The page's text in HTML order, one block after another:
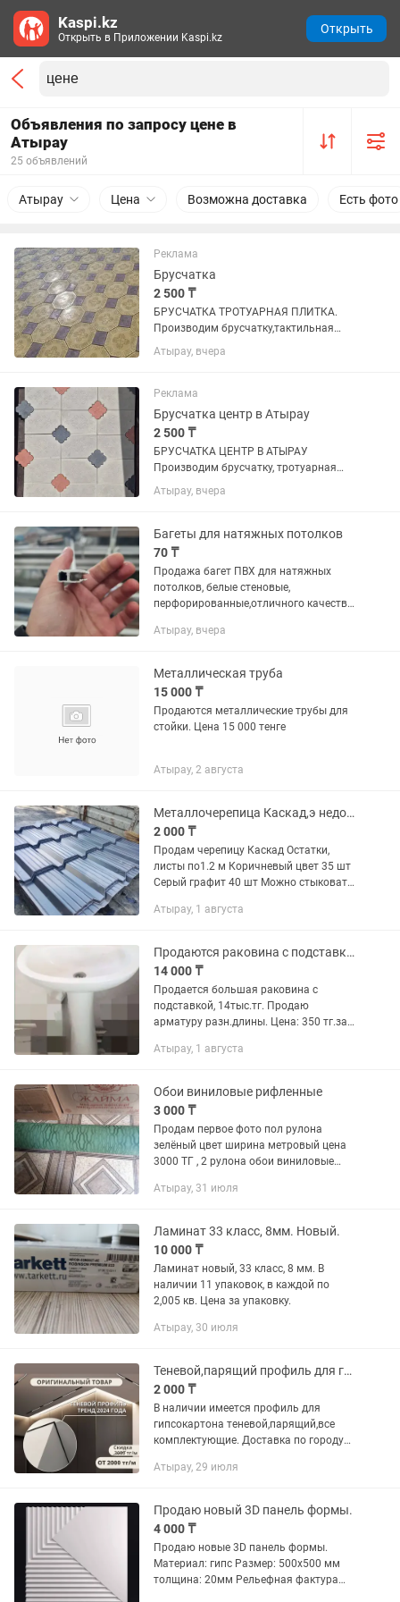
Объявления по запросу цене в
Атырау
25 объявлений
Атырау Цена Возможна доставка Есть фото
Реклама
Брусчатка
2 500 ₸
БРУСЧАТКА ТРОТУАРНАЯ ПЛИТКА.
Производим бpусчатку,тактильная
плитка,тротуарная плитка,(толщина
3,4, 4.5 см)бордюры(50 см, 1
бордюры(30х15х1000)
водостоки,шляпки для забора и...
Атырау, вчера
Реклама
Брусчатка центр в Атырау
2 500 ₸
БРУСЧАТКА ЦЕНТР В АТЫРАУ
Производим бpусчатку, тротуарная
плитка,тактильная плитка,бордюры(50
см, 1 метр), Дорожный
шляпки для забора и колонн, (50x50,
45x45,...
Атырау, вчера
Багеты для натяжных потолков
70 ₸
Продажа багет ПВХ для натяжных
потолков, белые стеновые,
перфорированные,отличного качества.
отлично держит вставку.Отправим в
Атырау, вчера
Металлическая труба
15 000 ₸
Продаются металлические трубы для
стойки. Цена 15 000 тенге
Атырау, 2 августа
Металлочерепица Каскад,э недорого
2 000 ₸
Продам черепицу Каскад Остатки,
листы по1.2 м Коричневый цвет 35 шт
Серый графит 40 шт Можно стыковать
и тд Цена 2000 за шт
Атырау, 1 августа
Продаются раковина с подставкой и арматуры разн.длины.
14 000 ₸
Продается большая раковина с
подставкой, 14тыс.тг. Продаю
арматуру разн.длины. Цена: 350 тг.за
Атырау, 1 августа
Обои виниловые рифленные
3 000 ₸
Продам первое фото пол рулона
зелёный цвет ширина метровый цена
3000 ТГ , 2 рулона обои виниловые
каждого рулона 50 см цена за два
Атырау, 31 июля
Ламинат 33 класс, 8мм. Новый.
10 000 ₸
Ламинат новый, 33 класс, 8 мм. В
наличии 11 упаковок, в каждой по
2,005 кв. Цена за упаковку.
Атырау, 30 июля
Теневой,парящий профиль для гипсокартона
2 000 ₸
В наличии имеется профиль для
гипсокартона теневой,парящий,все
комплектующие. Доставка по городу
Атырау, 29 июля
Продаю новый 3D панель формы.
4 000 ₸
Продаю новые 3D панель формы.
Материал: гипс Размер: 500х500 мм
толщина: 20мм Рельефная фактура
Kaspi.kz
Открыть в Приложении Kaspi.kz
Открыть